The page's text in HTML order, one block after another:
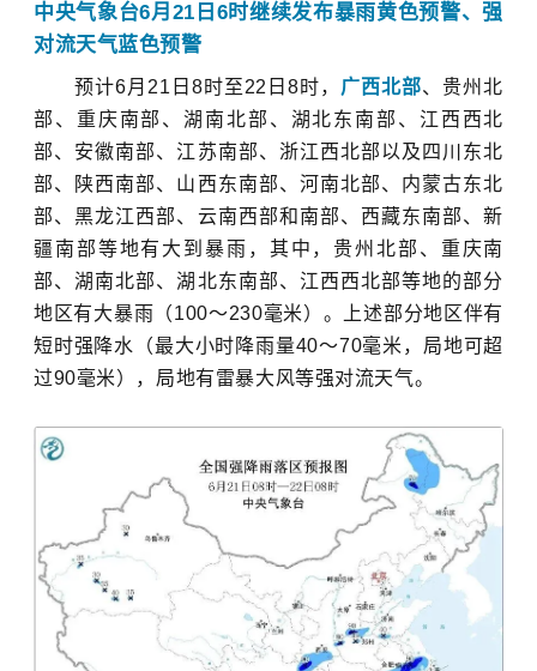
中央气象台6月21日6时继续发布暴雨黄色预警、强
对流天气蓝色预警
预计6月21日8时至22日8时， 广西北部、贵州北
部、重庆南部、湖南北部、湖北东南部、江西西北
部、安徽南部、江苏南部、浙江西北部以及四川东北
部、陕西南部、山西东南部、河南北部、内蒙古东北
部、黑龙江西部、云南西部和南部、西藏东南部、新
疆南部等地有大到暴雨，其中，贵州北部、重庆南
部、湖南北部、湖北东南部、江西西北部等地的部分
地区有大暴雨（100～230毫米）。上述部分地区伴有
短时强降水（最大小时降雨量40～70毫米，局地可超
过90毫米），局地有雷暴大风等强对流天气。